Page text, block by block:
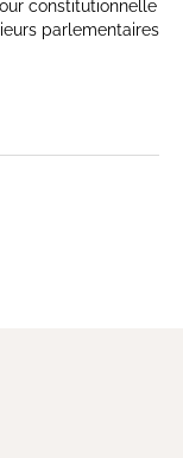
constitutionnelle
parlementaires